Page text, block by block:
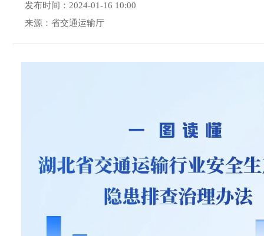
发布时间：2024-01-16 10:00
来源：省交通运输厅